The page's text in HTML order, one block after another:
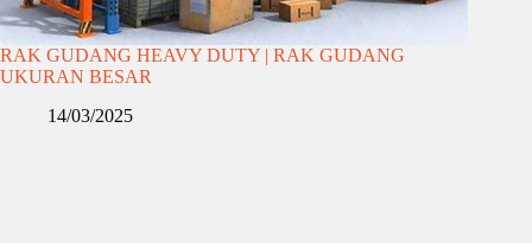
RAK GUDANG HEAVY DUTY | RAK GUDANG
UKURAN BESAR
14/03/2025